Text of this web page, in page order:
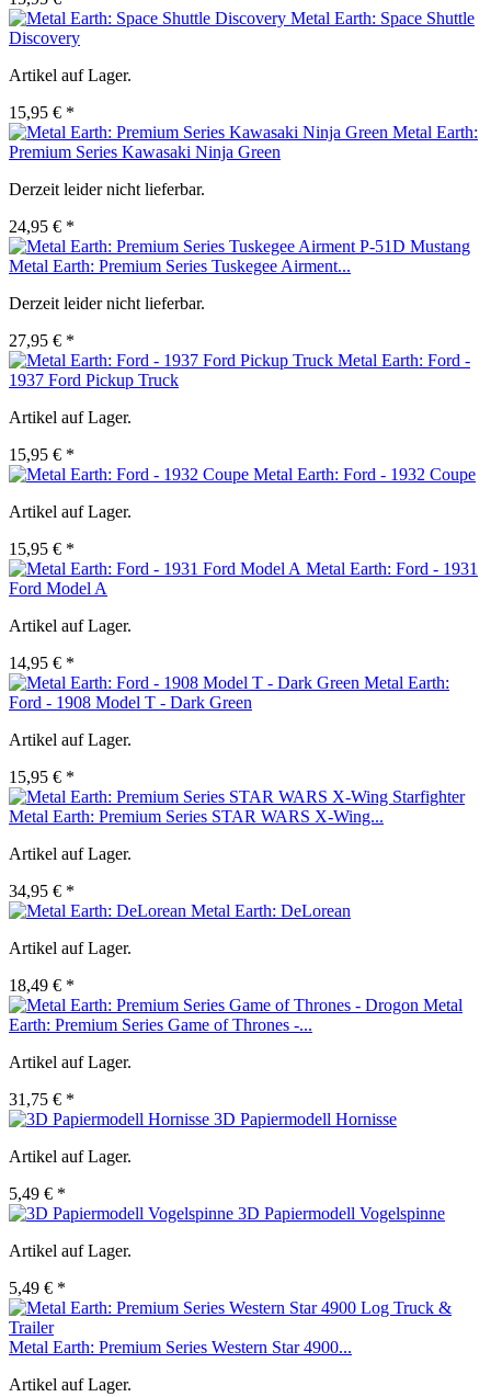
Metal Earth: Space Shuttle
Discovery
Artikel auf Lager.
15,95 € *
Metal Earth:
Premium Series Kawasaki Ninja Green
Derzeit leider nicht lieferbar.
24,95 € *
Metal Earth: Premium Series Tuskegee Airment...
Derzeit leider nicht lieferbar.
27,95 € *
Metal Earth: Ford -
1937 Ford Pickup Truck
Artikel auf Lager.
15,95 € *
Metal Earth: Ford - 1932 Coupe
Artikel auf Lager.
15,95 € *
Metal Earth: Ford - 1931
Ford Model A
Artikel auf Lager.
14,95 € *
Metal Earth:
Ford - 1908 Model T - Dark Green
Artikel auf Lager.
15,95 € *
Metal Earth: Premium Series STAR WARS X-Wing...
Artikel auf Lager.
34,95 € *
Metal Earth: DeLorean
Artikel auf Lager.
18,49 € *
Metal
Earth: Premium Series Game of Thrones -...
Artikel auf Lager.
31,75 € *
3D Papiermodell Hornisse
Artikel auf Lager.
5,49 € *
3D Papiermodell Vogelspinne
Artikel auf Lager.
5,49 € *
Metal Earth: Premium Series Western Star 4900...
Artikel auf Lager.